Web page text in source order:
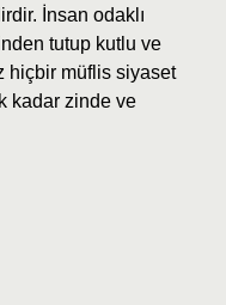
İnsan odaklı
tutup kutlu ve
hiçbir müflis siyaset
kadar zinde ve